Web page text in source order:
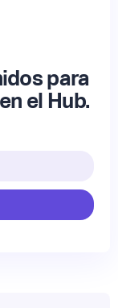
para
el Hub.